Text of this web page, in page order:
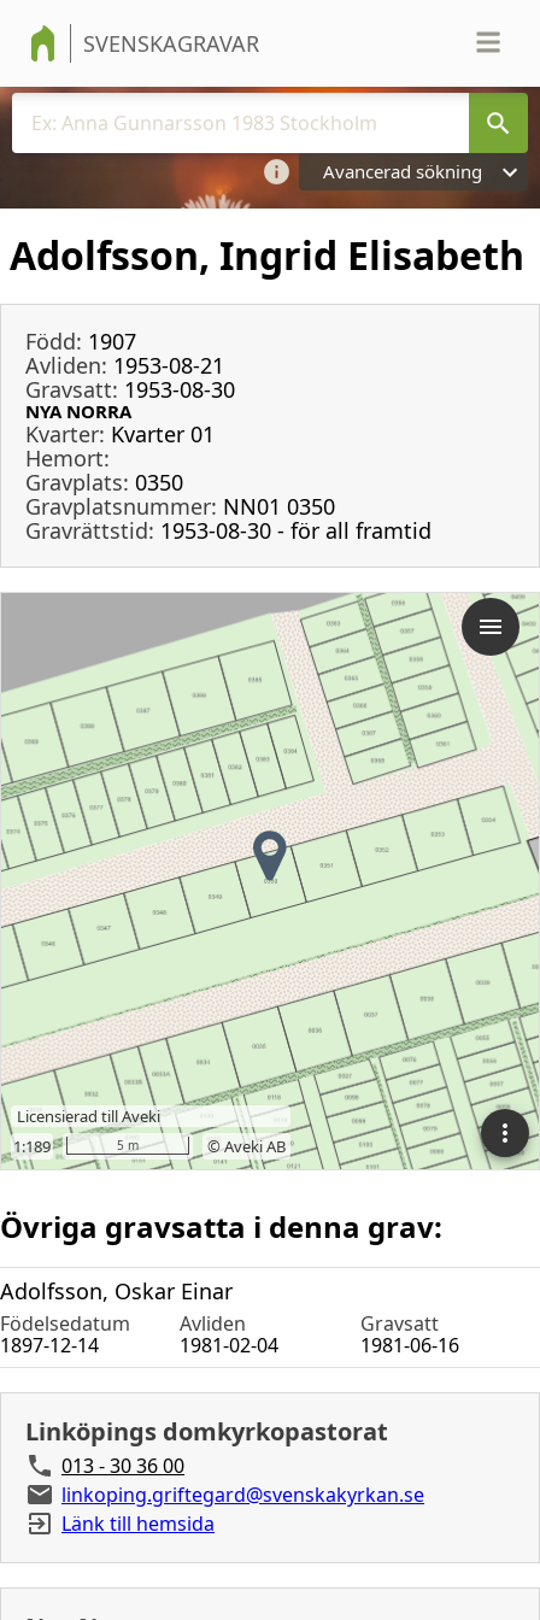
SVENSKAGRAVAR
Avancerad sökning
Adolfsson, Ingrid Elisabeth
Född: 1907
Avliden: 1953-08-21
Gravsatt: 1953-08-30
NYA NORRA
Kvarter: Kvarter 01
Hemort:
Gravplats: 0350
Gravplatsnummer: NN01 0350
Gravrättstid: 1953-08-30 - för all framtid
Övriga gravsatta i denna grav:
Adolfsson, Oskar Einar
Födelsedatum Avliden
Gravsatt
1897-12-14
1981-02-04 1981-06-16
Linköpings domkyrkopastorat
013 - 30 36 00
linkoping.griftegard@svenskakyrkan.se
Länk till hemsida